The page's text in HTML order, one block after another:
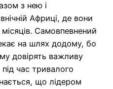
з нею і
Африці, де вони
Самовпевнений
на шлях додому, бо
довірять важливу
час тривалого
що лідером